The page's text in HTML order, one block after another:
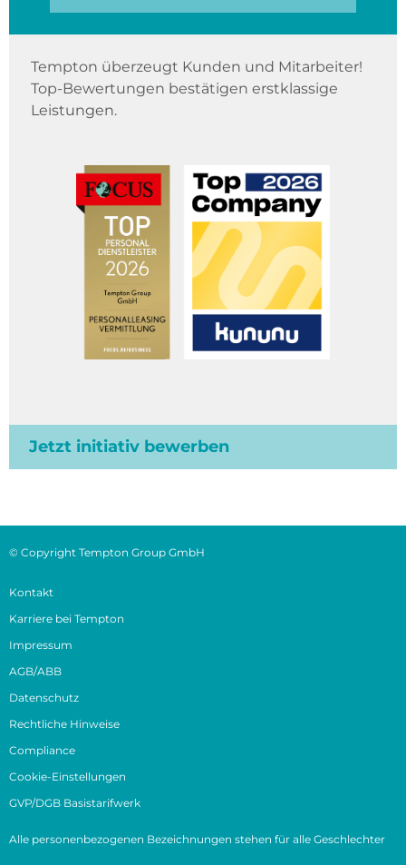
Tempton überzeugt Kunden und Mitarbeiter!
Top-Bewertungen bestätigen erstklassige
Leistungen.
Jetzt initiativ bewerben
© Copyright Tempton Group GmbH
Kontakt
Karriere bei Tempton
Impressum
AGB/ABB
Datenschutz
Rechtliche Hinweise
Compliance
Cookie-Einstellungen
GVP/DGB Basistarifwerk
Alle personenbezogenen Bezeichnungen stehen für alle Geschlechter